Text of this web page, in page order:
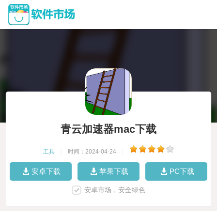
青云加速器mac下载
工具 时间：2024-04-24
安卓下载 苹果下载 PC下载
安卓市场，安全绿色